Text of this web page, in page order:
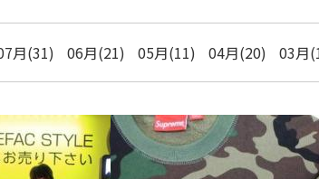
月(31) 06月(21) 05月(11) 04月(20) 03月